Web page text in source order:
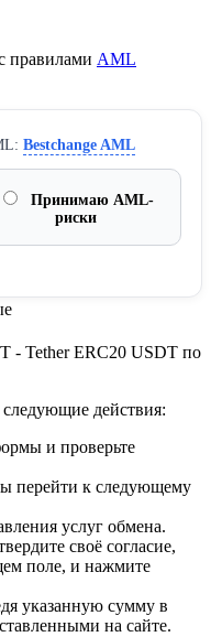
правилами AML
Bestchange AML
Принимаю AML-
риски
- Tether ERC20 USDT по
действия:
и проверьте
перейти к следующему
услуг обмена.
своё согласие,
поле, и нажмите
указанную сумму в
на сайте.